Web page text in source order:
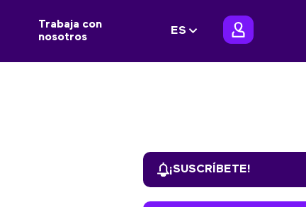
Trabaja con
nosotros
ES
¡SUSCRÍBETE!